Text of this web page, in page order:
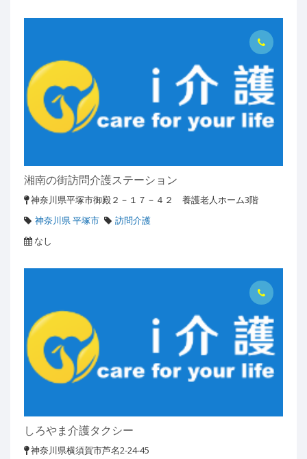
湘南の街訪問介護ステーション
神奈川県平塚市御殿２－１７－４２ 養護老人ホーム3階
神奈川県 平塚市
訪問介護
なし
しろやま介護タクシー
神奈川県横須賀市芦名2-24-45